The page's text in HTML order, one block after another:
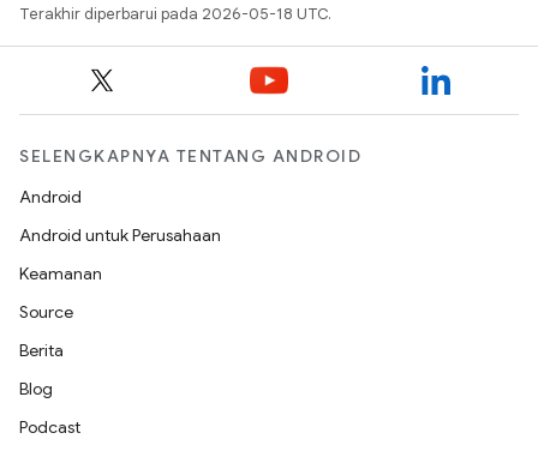
Terakhir diperbarui pada 2026-05-18 UTC.
SELENGKAPNYA TENTANG ANDROID
Android
Android untuk Perusahaan
Keamanan
Source
Berita
Blog
Podcast